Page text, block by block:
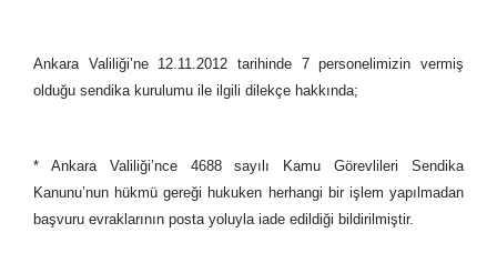
Ankara Valiliği’ne 12.11.2012 tarihinde 7 personelimizin vermiş
olduğu sendika kurulumu ile ilgili dilekçe hakkında;
* Ankara Valiliği’nce 4688 sayılı Kamu Görevlileri Sendika
Kanunu’nun hükmü gereği hukuken herhangi bir işlem yapılmadan
başvuru evraklarının posta yoluyla iade edildiği bildirilmiştir.